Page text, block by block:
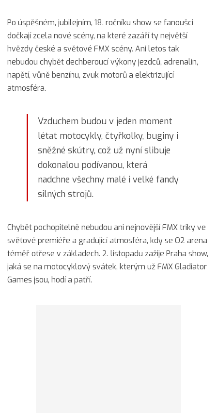
Po úspěšném, jubilejním, 18. ročníku show se fanoušci
dočkají zcela nové scény, na které zazáří ty největší
hvězdy české a světové FMX scény. Ani letos tak
nebudou chybět dechberoucí výkony jezdců, adrenalin,
napětí, vůně benzínu, zvuk motorů a elektrizující
atmosféra.
Vzduchem budou v jeden moment
létat motocykly, čtyřkolky, buginy i
sněžné skútry, což už nyní slibuje
dokonalou podívanou, která
nadchne všechny malé i velké fandy
silných strojů.
Chybět pochopitelně nebudou ani nejnovější FMX triky ve
světové premiéře a gradující atmosféra, kdy se O2 arena
téměř otřese v základech. 2. listopadu zažije Praha show,
jaká se na motocyklový svátek, kterým už FMX Gladiator
Games jsou, hodí a patří.